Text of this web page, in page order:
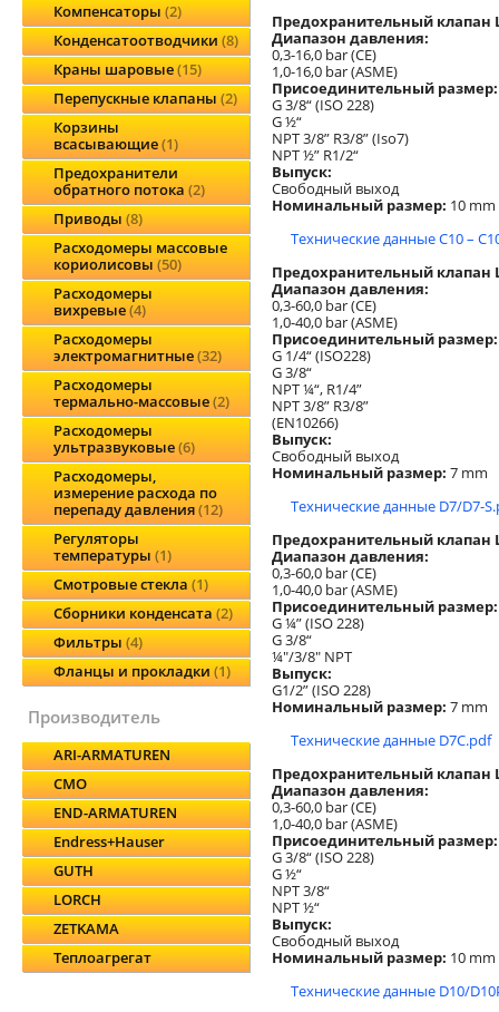
Компенсаторы 2
Конденсатоотводчики 8
Краны шаровые 15
Перепускные клапаны 2
Корзины
всасывающие 1
Предохранители
обратного потока 2
Приводы 8
Расходомеры массовые
кориолисовы 50
Расходомеры
вихревые 4
Расходомеры
электромагнитные 32
Расходомеры
термально-массовые 2
Расходомеры
ультразвуковые 6
Расходомеры,
измерение расхода по
перепаду давления 12
Регуляторы
температуры 1
Смотровые стекла 1
Сборники конденсата 2
Фильтры 4
Фланцы и прокладки 1
производитель
ARI-ARMATUREN
CMO
END-ARMATUREN
Endress+Hauser
GUTH
LORCH
ZETKAMA
Теплоагрегат
Предохранительный клапан
Диапазон давления:
0,3-16,0 bar (CE)
1,0-16,0 bar (ASME)
Присоединительный размер:
G 3/8“ (ISO 228)
G ½“
NPT 3/8” R3/8” (Iso7)
NPT ½” R1/2“
Выпуск:
Свободный выход
Номинальный размер: 10 mm
Технические данные C10 –
Предохранительный клапан
Диапазон давления:
0,3-60,0 bar (CE)
1,0-40,0 bar (ASME)
Присоединительный размер:
G 1/4“ (ISO228)
G 3/8“
NPT ¼“, R1/4”
NPT 3/8” R3/8”
(EN10266)
Выпуск:
Свободный выход
Номинальный размер: 7 mm
Технические данные D7/D7-
Предохранительный клапан
Диапазон давления:
0,3-60,0 bar (CE)
1,0-40,0 bar (ASME)
Присоединительный размер:
G ¼” (ISO 228)
G 3/8“
¼"/3/8" NPT
Выпуск:
G1/2” (ISO 228)
Номинальный размер: 7 mm
Технические данные D7C.pdf
Предохранительный клапан
Диапазон давления:
0,3-60,0 bar (CE)
1,0-40,0 bar (ASME)
Присоединительный размер:
G 3/8“ (ISO 228)
G ½“
NPT 3/8“
NPT ½“
Выпуск:
Свободный выход
Номинальный размер: 10 mm
Технические данные D10/